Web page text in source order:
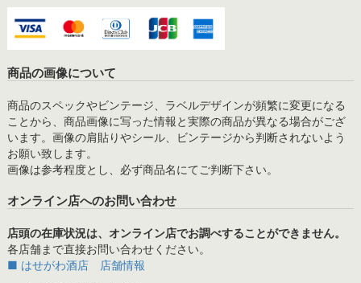
商品の画像について
商品のスペックやビンテージ、ラベルデザインが頻繁に変更になる
ことから、商品画像に写った情報と実際の商品が異なる場合がござ
います。画像の肩貼りやシール、ビンテージから判断されないよう
お願い致します。
画像は参考程度とし、必ず商品名にてご判断下さい。
オンライン店へのお問い合わせ
店頭の在庫状況は、オンライン店でお調べすることができません。
各店舗まで直接お問い合わせください。
■ はせがわ酒店 店舗情報